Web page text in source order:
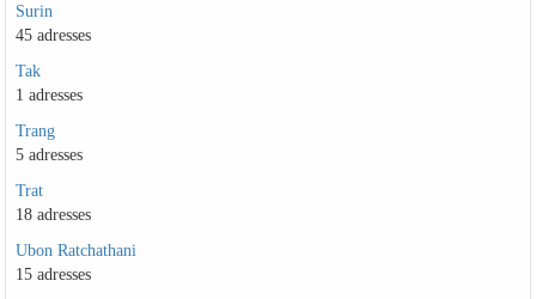
Surin
45 adresses
Tak
1 adresses
Trang
5 adresses
Trat
18 adresses
Ubon Ratchathani
15 adresses